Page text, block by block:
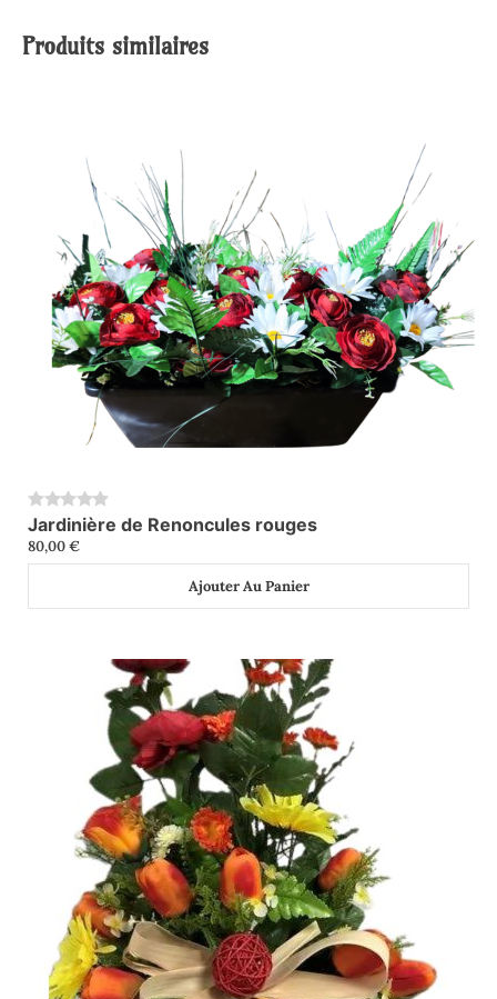
et
Produits similaires
0
Jardinière de Renoncules rouges
80,00€
Ajouter Au Panier